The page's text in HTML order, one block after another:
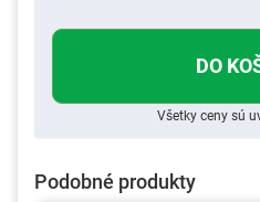
DO
Všetky ceny sú
Podobné produkty